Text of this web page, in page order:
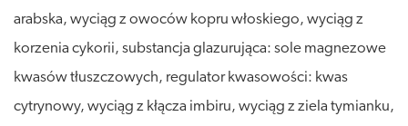
arabska, wyciąg z owoców kopru włoskiego, wyciąg z
korzenia cykorii, substancja glazurująca: sole magnezowe
kwasów tłuszczowych, regulator kwasowości: kwas
cytrynowy, wyciąg z kłącza imbiru, wyciąg z ziela tymianku,